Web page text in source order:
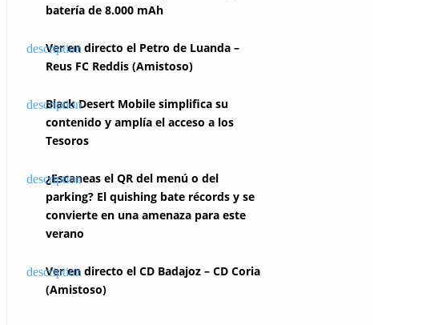
batería de 8.000 mAh
Ver en directo el Petro de Luanda –
Reus FC Reddis (Amistoso)
Black Desert Mobile simplifica su
contenido y amplía el acceso a los
Tesoros
¿Escaneas el QR del menú o del
parking? El quishing bate récords y se
convierte en una amenaza para este
verano
Ver en directo el CD Badajoz – CD Coria
(Amistoso)